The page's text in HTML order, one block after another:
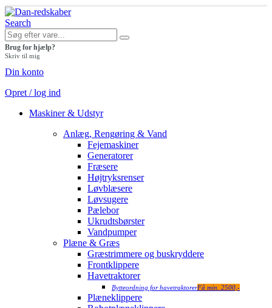
Search
Brug for hjælp?
Skriv til mig
Din konto
Opret / log ind
Maskiner & Udstyr
Anlæg, Rengøring & Vand
Fejemaskiner
Generatorer
Fræsere
Højtryksrenser
Løvblæsere
Løvsugere
Pælebor
Ukrudtsbørster
Vandpumper
Plæne & Græs
Græstrimmere og buskryddere
Frontklippere
Havetraktorer
Bytteordning for havetraktorerFå min. 2500,-
Plæneklippere